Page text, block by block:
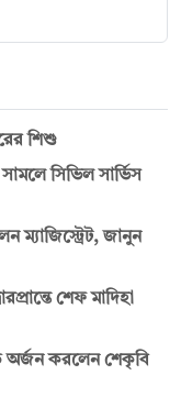
শিশু
সিভিল সার্ভিস
ম্যাজিস্ট্রেট, জানুন
শেফ মাদিহা
অর্জন করলেন শেকৃবি